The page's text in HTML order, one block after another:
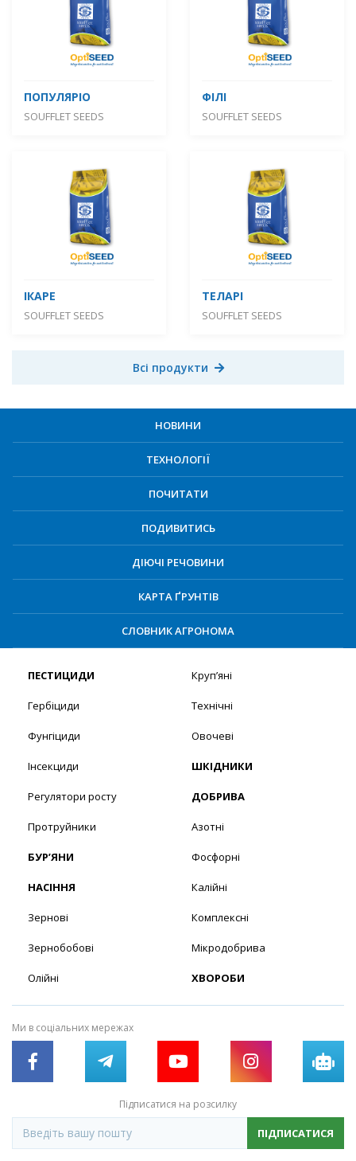
ПОПУЛЯРІО
SOUFFLET SEEDS
ФІЛІ
SOUFFLET SEEDS
ІКАРЕ
SOUFFLET SEEDS
ТЕЛАРІ
SOUFFLET SEEDS
Всі продукти
НОВИНИ
ТЕХНОЛОГІЇ
ПОЧИТАТИ
ПОДИВИТИСЬ
ДІЮЧІ РЕЧОВИНИ
КАРТА ҐРУНТІВ
СЛОВНИК АГРОНОМА
ПЕСТИЦИДИ
Гербіциди
Фунгіциди
Інсекциди
Регулятори росту
Протруйники
БУР’ЯНИ
НАСІННЯ
Зернові
Зернобобові
Олійні
Круп’яні
Технічні
Овочеві
ШКІДНИКИ
ДОБРИВА
Азотні
Фосфорні
Калійні
Комплексні
Мікродобрива
ХВОРОБИ
Ми в соціальних мережах
Підписатися на розсилку
ПІДПИСАТИСЯ